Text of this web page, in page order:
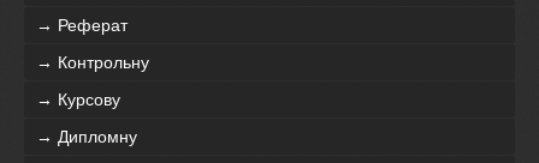
→ Реферат
→ Контрольну
→ Курсову
→ Дипломну